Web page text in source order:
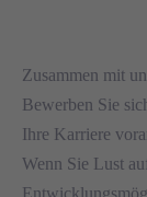
Zusammen mit
Bewerben Sie
Ihre Karriere
Wenn Sie Lust